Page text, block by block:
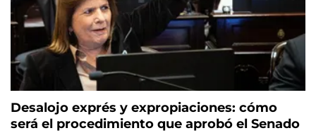
Desalojo exprés y expropiaciones: cómo
será el procedimiento que aprobó el Senado